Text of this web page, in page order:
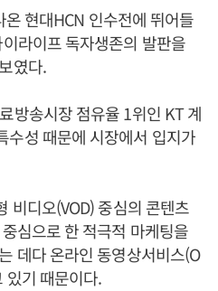
현대HCN 인수전에 뛰어들
라이프 독자생존의 발판을
였다.
방송시장 점유율 1위인 KT 계
수성 때문에 시장에서 입지가
비디오(VOD) 중심의 콘텐츠
심으로 한 적극적 마케팅을
데다 온라인 동영상서비스(O
있기 때문이다.